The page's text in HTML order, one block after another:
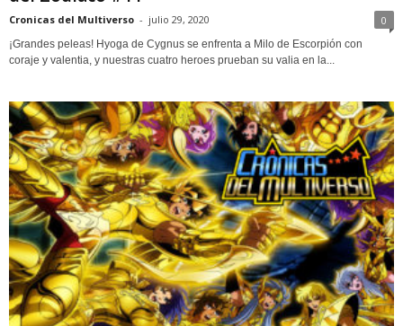
Cronicas del Multiverso - julio 29, 2020 0
¡Grandes peleas! Hyoga de Cygnus se enfrenta a Milo de Escorpión con
coraje y valentia, y nuestras cuatro heroes prueban su valia en la...